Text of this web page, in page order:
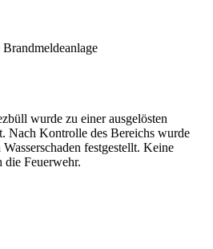
Brandmeldeanlage
wurde zu einer ausgelösten
Nach Kontrolle des Bereichs wurde
festgestellt. Keine
die Feuerwehr.